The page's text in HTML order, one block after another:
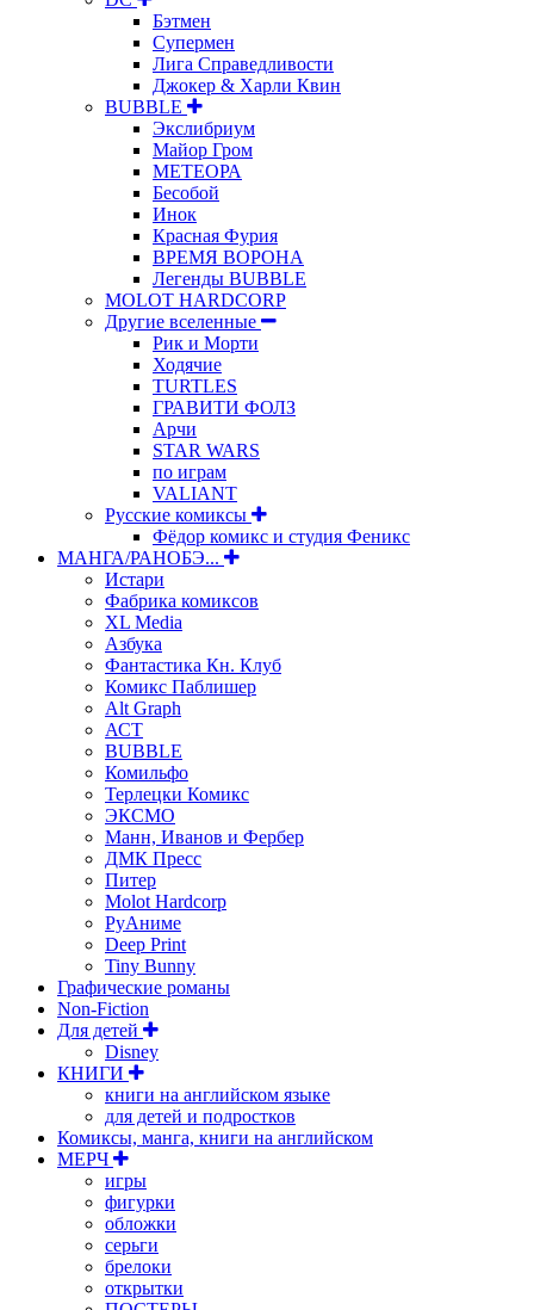
Бэтмен
Супермен
Лига Справедливости
Джокер & Харли Квин
BUBBLE
Экслибриум
Майор Гром
МЕТЕОРА
Бесобой
Инок
Красная Фурия
ВРЕМЯ ВОРОНА
Легенды BUBBLE
MOLOT HARDCORP
Другие вселенные
Рик и Морти
Ходячие
TURTLES
ГРАВИТИ ФОЛЗ
Арчи
STAR WARS
по играм
VALIANT
Русские комиксы
Фёдор комикс и студия Феникс
МАНГА/РАНОБЭ...
Истари
Фабрика комиксов
XL Media
Азбука
Фантастика Кн. Клуб
Комикс Паблишер
Alt Graph
АСТ
BUBBLE
Комильфо
Терлецки Комикс
ЭКСМО
Манн, Иванов и Фербер
ДМК Пресс
Питер
Molot Hardcorp
РуАниме
Deep Print
Tiny Bunny
Графические романы
Non-Fiction
Для детей
Disney
КНИГИ
книги на английском языке
для детей и подростков
Комиксы, манга, книги на английском
МЕРЧ
игры
фигурки
обложки
серьги
брелоки
открытки